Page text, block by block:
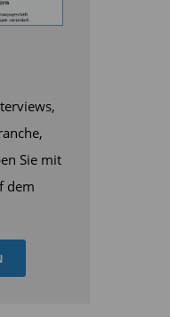
Sie mit
dem